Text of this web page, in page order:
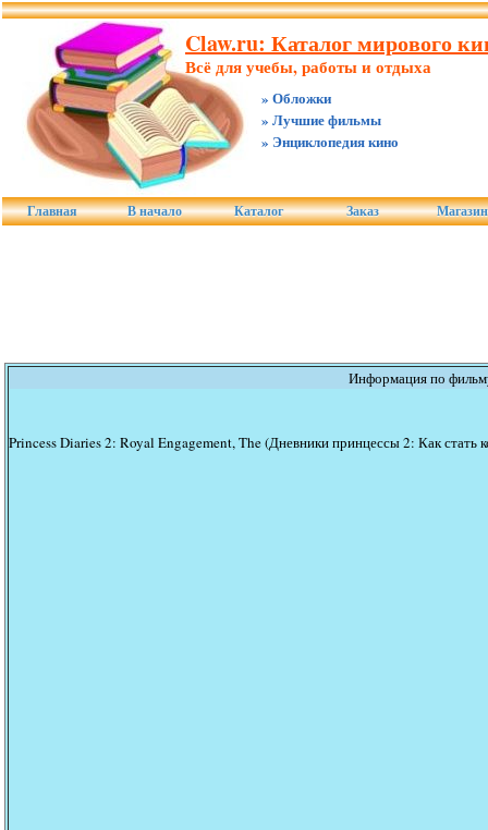
Claw.ru: Каталог мирового
Всё для учебы, работы и отдыха
» Обложки
» Лучшие фильмы
» Энциклопедия кино
Главная В начало Каталог Заказ
Информация по
Princess Diaries 2: Royal Engagement, The (Дневники принцессы 2: Как стать